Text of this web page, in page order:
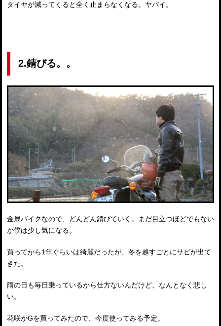
タイヤが減ってくると全く止まらなくなる。ヤバイ。
2.錆びる。。
金属バイクなので、どんどん錆びていく。まだ目立つほどでもない
が僕は少し気になる。
買ってから1年ぐらいは綺麗だったが、冬を越すごとにサビが出て
きた。
雨の日も毎日乗っているから仕方ないんだけど、なんとなく悲し
い。
花咲かGを買ってみたので、今度使ってみる予定。